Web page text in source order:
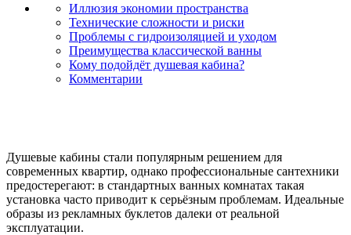
Иллюзия экономии пространства
Технические сложности и риски
Проблемы с гидроизоляцией и уходом
Преимущества классической ванны
Кому подойдёт душевая кабина?
Комментарии
Душевые кабины стали популярным решением для
современных квартир, однако профессиональные сантехники
предостерегают: в стандартных ванных комнатах такая
установка часто приводит к серьёзным проблемам. Идеальные
образы из рекламных буклетов далеки от реальной
эксплуатации.